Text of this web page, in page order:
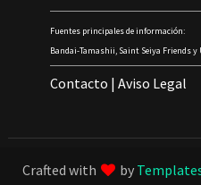
Fuentes principales de información:
Bandai-Tamashii, Saint Seiya Friends y
Contacto |Aviso Legal
Crafted with by